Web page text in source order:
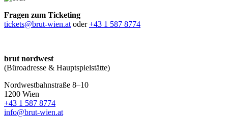
Fragen zum Ticketing
tickets@brut-wien.at oder+43 1 587 8774
brut nordwest
(Büroadresse & Hauptspielstätte)
Nordwestbahnstraße 8–10
1200 Wien
+43 1 587 8774
info@brut-wien.at